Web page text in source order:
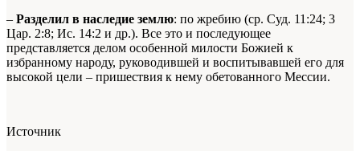
– Разделил в наследие землю: по жребию (ср. Суд. 11:24; 3
Цар. 2:8; Ис. 14:2 и др.). Все это и последующее
представляется делом особенной милости Божией к
избранному народу, руководившей и воспитывавшей его для
высокой цели – пришествия к нему обетованного Мессии.
Источник